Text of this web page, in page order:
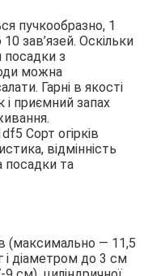
пучкообразно, 1
зав’язей. Оскільки
посадки з
можна
Гарні в якості
і приємний запах
(максимально — 11,5
діаметром до 3 см